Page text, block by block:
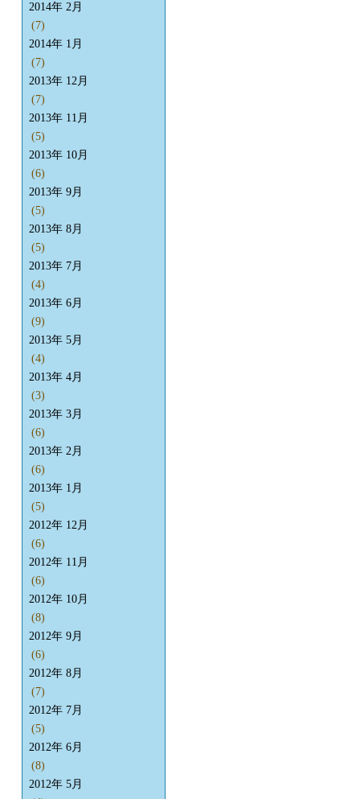
2014年 2月
(7)
2014年 1月
(7)
2013年 12月
(7)
2013年 11月
(5)
2013年 10月
(6)
2013年 9月
(5)
2013年 8月
(5)
2013年 7月
(4)
2013年 6月
(9)
2013年 5月
(4)
2013年 4月
(3)
2013年 3月
(6)
2013年 2月
(6)
2013年 1月
(5)
2012年 12月
(6)
2012年 11月
(6)
2012年 10月
(8)
2012年 9月
(6)
2012年 8月
(7)
2012年 7月
(5)
2012年 6月
(8)
2012年 5月